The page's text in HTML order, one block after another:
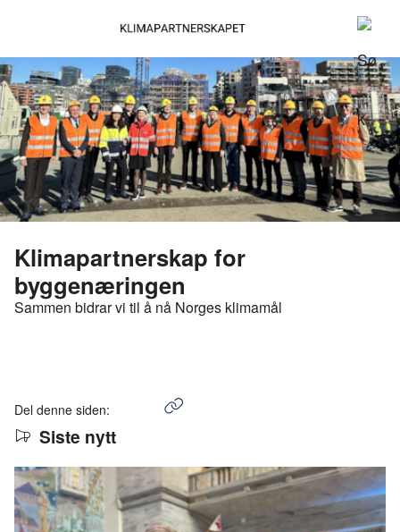
Klimapartnerskap for
byggenæringen
Sammen bidrar vi til å nå Norges klimamål
Del denne siden:
Siste nytt